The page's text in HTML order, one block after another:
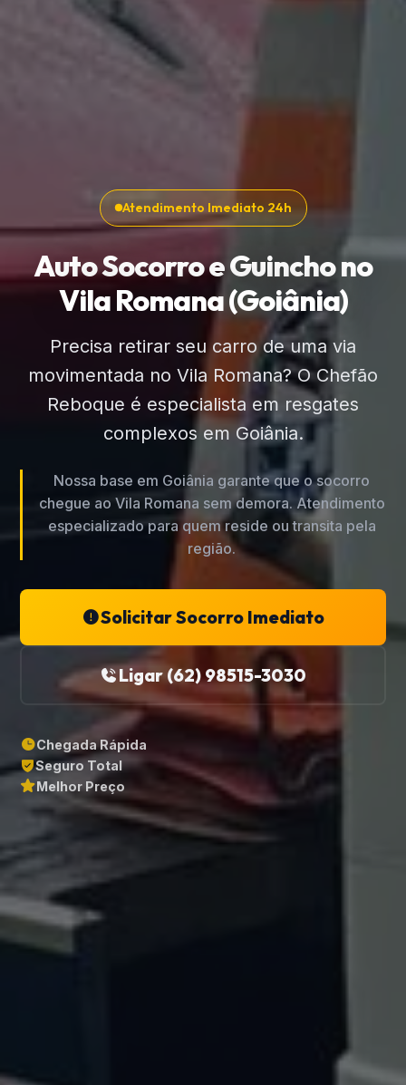
Atendimento Imediato 24h
Auto Socorro e Guincho no
Vila Romana (Goiânia)
Precisa retirar seu carro de uma via
movimentada no Vila Romana? O Chefão
Reboque é especialista em resgates
complexos em Goiânia.
Nossa base em Goiânia garante que o socorro
chegue ao Vila Romana sem demora. Atendimento
especializado para quem reside ou transita pela
região.
Solicitar Socorro Imediato
Ligar (62) 98515-3030
Chegada Rápida
Seguro Total
Melhor Preço